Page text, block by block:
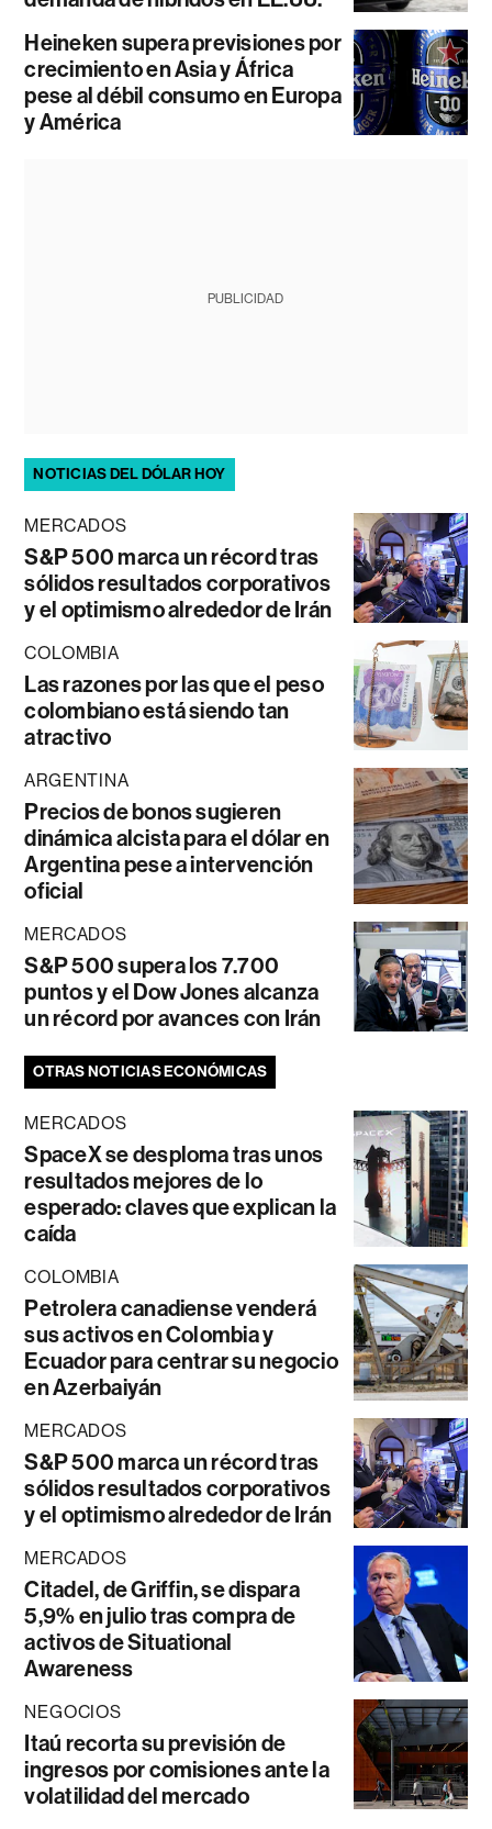
Heineken supera previsiones por
crecimiento en Asia y África
pese al débil consumo en Europa
y América
PUBLICIDAD
NOTICIAS DEL DÓLAR HOY
MERCADOS
S&P 500 marca un récord tras
sólidos resultados corporativos
y el optimismo alrededor de Irán
COLOMBIA
Las razones por las que el peso
colombiano está siendo tan
atractivo
ARGENTINA
Precios de bonos sugieren
dinámica alcista para el dólar en
Argentina pese a intervención
oficial
MERCADOS
S&P 500 supera los 7.700
puntos y el Dow Jones alcanza
un récord por avances con Irán
OTRAS NOTICIAS ECONÓMICAS
MERCADOS
SpaceX se desploma tras unos
resultados mejores de lo
esperado: claves que explican la
caída
COLOMBIA
Petrolera canadiense venderá
sus activos en Colombia y
Ecuador para centrar su negocio
en Azerbaiyán
MERCADOS
S&P 500 marca un récord tras
sólidos resultados corporativos
y el optimismo alrededor de Irán
MERCADOS
Citadel, de Griffin, se dispara
5,9% en julio tras compra de
activos de Situational
Awareness
NEGOCIOS
Itaú recorta su previsión de
ingresos por comisiones ante la
volatilidad del mercado